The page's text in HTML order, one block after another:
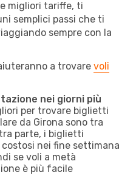
migliori tariffe, ti
semplici passi che ti
sempre con la
a trovare voli
nei giorni più
per trovare biglietti
da Girona sono tra
parte, i biglietti
nei fine settimana
se voli a metà
è più facile